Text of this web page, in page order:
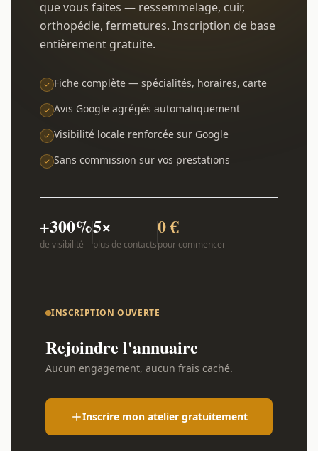
que vous faites — ressemmelage, cuir,
orthopédie, fermetures. Inscription de base
entièrement gratuite.
Fiche complète — spécialités, horaires, carte
Avis Google agrégés automatiquement
Visibilité locale renforcée sur Google
Sans commission sur vos prestations
+300%
de visibilité
5×
plus de contacts
0 €
pour commencer
INSCRIPTION OUVERTE
Rejoindre l'annuaire
Aucun engagement, aucun frais caché.
Inscrire mon atelier gratuitement